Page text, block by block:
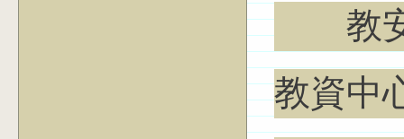
教
教資中